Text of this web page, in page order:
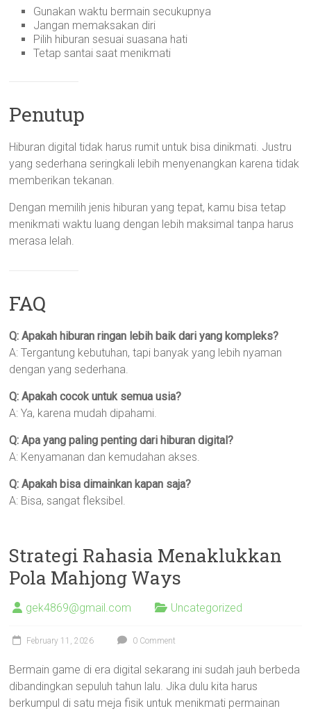
Gunakan waktu bermain secukupnya
Jangan memaksakan diri
Pilih hiburan sesuai suasana hati
Tetap santai saat menikmati
Penutup
Hiburan digital tidak harus rumit untuk bisa dinikmati. Justru
yang sederhana seringkali lebih menyenangkan karena tidak
memberikan tekanan.
Dengan memilih jenis hiburan yang tepat, kamu bisa tetap
menikmati waktu luang dengan lebih maksimal tanpa harus
merasa lelah.
FAQ
Q: Apakah hiburan ringan lebih baik dari yang kompleks?
A: Tergantung kebutuhan, tapi banyak yang lebih nyaman
dengan yang sederhana.
Q: Apakah cocok untuk semua usia?
A: Ya, karena mudah dipahami.
Q: Apa yang paling penting dari hiburan digital?
A: Kenyamanan dan kemudahan akses.
Q: Apakah bisa dimainkan kapan saja?
A: Bisa, sangat fleksibel.
Strategi Rahasia Menaklukkan
Pola Mahjong Ways
gek4869@gmail.com Uncategorized
February 11, 2026 0 Comment
Bermain game di era digital sekarang ini sudah jauh berbeda
dibandingkan sepuluh tahun lalu. Jika dulu kita harus
berkumpul di satu meja fisik untuk menikmati permainan